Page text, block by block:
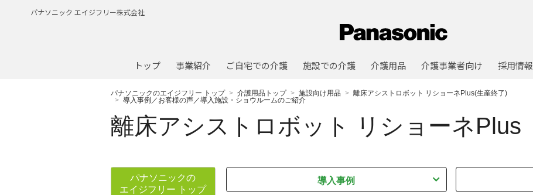
パナソニック エイジフリー株式会社
トップ 事業紹介 ご自宅での介護 施設での介護 介護用品 介護事業者向け 採用情報
パナソニックのエイジフリー トップ 介護用品トップ 施設向け用品
離床アシストロボット リショーネPlus(生産終了)
導入事例／お客様の声／導入施設・ショウルームのご紹介
離床アシストロボット リショーネPlus
導入事例
パナソニックの
エイジフリー トップ